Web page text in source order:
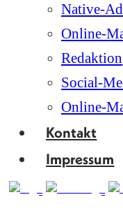
Native-
Online-
Redaktion
Social-
Online-
Kontakt
Impressum